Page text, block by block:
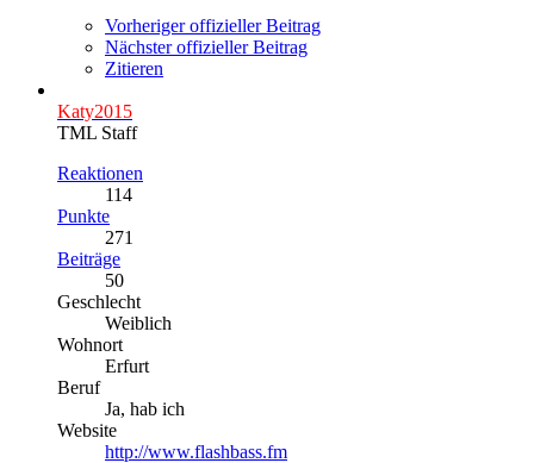
Vorheriger offizieller Beitrag
Nächster offizieller Beitrag
Zitieren
Katy2015
TML Staff
Reaktionen
114
Punkte
271
Beiträge
50
Geschlecht
Weiblich
Wohnort
Erfurt
Beruf
Ja, hab ich
Website
http://www.flashbass.fm